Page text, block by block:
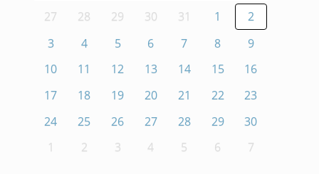
27 28 29 30 31 1
2
3
4 5 6 7 8
9
10
11 12 13 14 15
16
17
18 19 20 21 22
23
24
25 26 27 28 29
30
1
2 3 4 5 6 7